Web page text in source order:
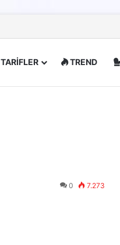
TARİFLER TREND
0 7.273